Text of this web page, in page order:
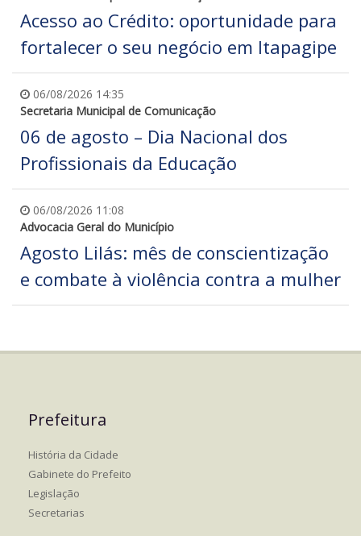
Acesso ao Crédito: oportunidade para
fortalecer o seu negócio em Itapagipe
06/08/2026 14:35
Secretaria Municipal de Comunicação
06 de agosto – Dia Nacional dos
Profissionais da Educação
06/08/2026 11:08
Advocacia Geral do Município
Agosto Lilás: mês de conscientização
e combate à violência contra a mulher
Prefeitura
História da Cidade
Gabinete do Prefeito
Legislação
Secretarias